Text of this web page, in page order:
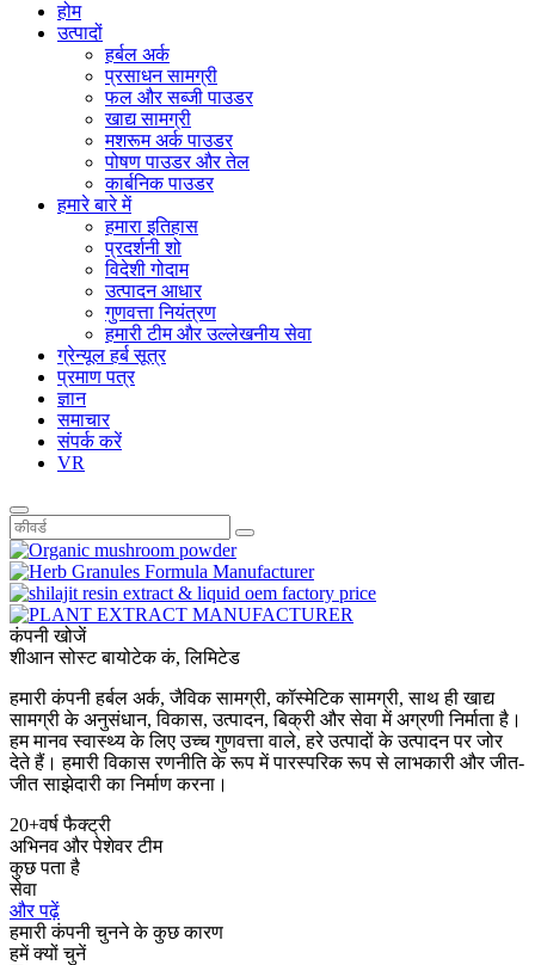
होम
उत्पादों
हर्बल अर्क
प्रसाधन सामग्री
फल और सब्जी पाउडर
खाद्य सामग्री
मशरूम अर्क पाउडर
पोषण पाउडर और तेल
कार्बनिक पाउडर
हमारे बारे में
हमारा इतिहास
प्रदर्शनी शो
विदेशी गोदाम
उत्पादन आधार
गुणवत्ता नियंत्रण
हमारी टीम और उल्लेखनीय सेवा
ग्रेन्यूल हर्ब सूत्र
प्रमाण पत्र
ज्ञान
समाचार
संपर्क करें
VR
कंपनी खोजें
शीआन सोस्ट बायोटेक कं, लिमिटेड
हमारी कंपनी हर्बल अर्क, जैविक सामग्री, कॉस्मेटिक सामग्री, साथ ही खाद्य
सामग्री के अनुसंधान, विकास, उत्पादन, बिक्री और सेवा में अग्रणी निर्माता है।
हम मानव स्वास्थ्य के लिए उच्च गुणवत्ता वाले, हरे उत्पादों के उत्पादन पर जोर
देते हैं। हमारी विकास रणनीति के रूप में पारस्परिक रूप से लाभकारी और जीत-
जीत साझेदारी का निर्माण करना।
20+वर्ष फैक्ट्री
अभिनव और पेशेवर टीम
कुछ पता है
सेवा
और पढ़ें
हमारी कंपनी चुनने के कुछ कारण
हमें क्यों चुनें